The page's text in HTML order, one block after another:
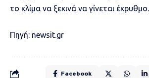
το κλίμα να ξεκινά να γίνεται έκρυθμο.
Πηγή: newsit.gr
Facebook